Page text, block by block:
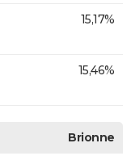
15,17%
15,46%
Brionne